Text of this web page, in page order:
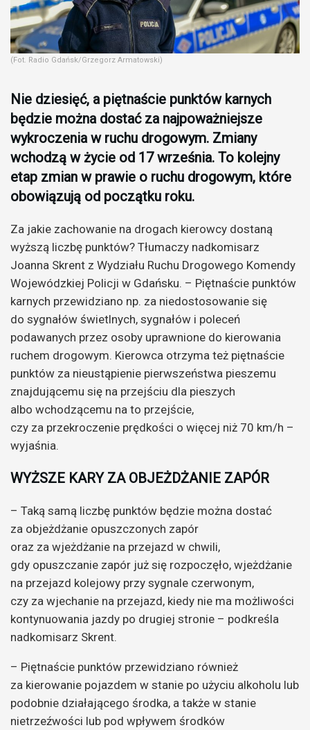
(Fot. Radio Gdańsk/Grzegorz Armatowski)
Nie dziesięć, a piętnaście punktów karnych
będzie można dostać za najpoważniejsze
wykroczenia w ruchu drogowym. Zmiany
wchodzą w życie od 17 września. To kolejny
etap zmian w prawie o ruchu drogowym, które
obowiązują od początku roku.
Za jakie zachowanie na drogach kierowcy dostaną
wyższą liczbę punktów? Tłumaczy nadkomisarz
Joanna Skrent z Wydziału Ruchu Drogowego Komendy
Wojewódzkiej Policji w Gdańsku. – Piętnaście punktów
karnych przewidziano np. za niedostosowanie się
do sygnałów świetlnych, sygnałów i poleceń
podawanych przez osoby uprawnione do kierowania
ruchem drogowym. Kierowca otrzyma też piętnaście
punktów za nieustąpienie pierwszeństwa pieszemu
znajdującemu się na przejściu dla pieszych
albo wchodzącemu na to przejście,
czy za przekroczenie prędkości o więcej niż 70 km/h –
wyjaśnia.
WYŻSZE KARY ZA OBJEŻDŻANIE ZAPÓR
– Taką samą liczbę punktów będzie można dostać
za objeżdżanie opuszczonych zapór
oraz za wjeżdżanie na przejazd w chwili,
gdy opuszczanie zapór już się rozpoczęło, wjeżdżanie
na przejazd kolejowy przy sygnale czerwonym,
czy za wjechanie na przejazd, kiedy nie ma możliwości
kontynuowania jazdy po drugiej stronie – podkreśla
nadkomisarz Skrent.
– Piętnaście punktów przewidziano również
za kierowanie pojazdem w stanie po użyciu alkoholu lub
podobnie działającego środka, a także w stanie
nietrzeźwości lub pod wpływem środków